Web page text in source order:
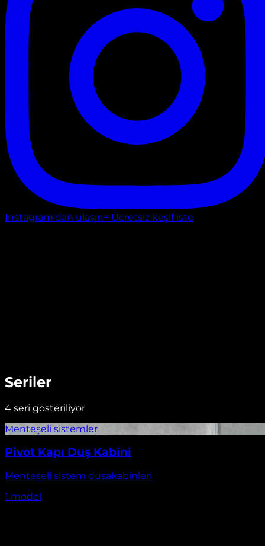
Instagram'dan ulaşın+ Ücretsiz keşif iste
Seriler
4 seri gösteriliyor
Pivot Kapı Duş Kabini
Menteşeli sistem duşakabinleri
1 model